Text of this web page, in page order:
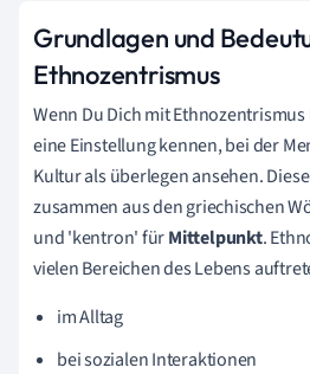
Grundlagen und
Ethnozentrismus
Wenn Du Dich mit
eine Einstellung kennen, bei der
Kultur als überlegen ansehen.
zusammen aus den griechischen
und 'kentron' fürMittelpunkt.
vielen Bereichen des Lebens
im Alltag
bei sozialen Interaktionen